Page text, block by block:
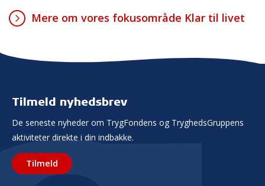
Mere om vores fokusområde Klar til livet
Tilmeld nyhedsbrev
De seneste nyheder om TrygFondens og TryghedsGruppens
aktiviteter direkte i din indbakke.
Tilmeld